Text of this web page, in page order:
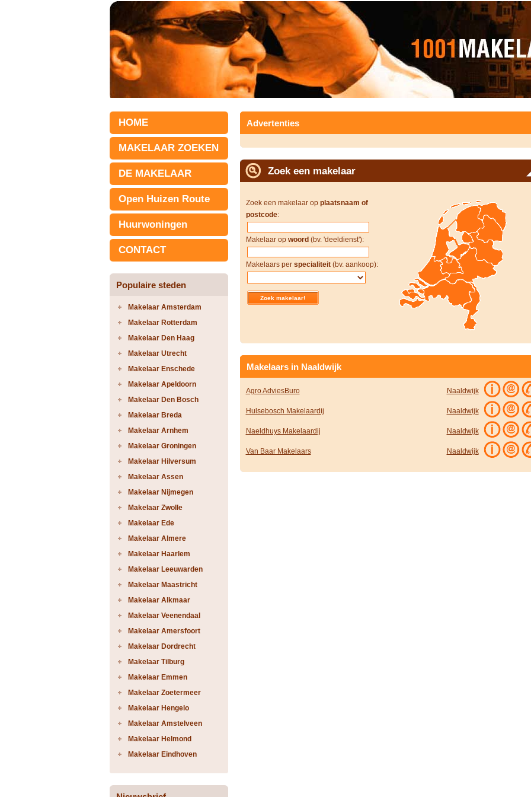
HOME
MAKELAAR ZOEKEN
DE MAKELAAR
Open Huizen Route
Huurwoningen
CONTACT
Populaire steden
Makelaar Amsterdam
Makelaar Rotterdam
Makelaar Den Haag
Makelaar Utrecht
Makelaar Enschede
Makelaar Apeldoorn
Makelaar Den Bosch
Makelaar Breda
Makelaar Arnhem
Makelaar Groningen
Makelaar Hilversum
Makelaar Assen
Makelaar Nijmegen
Makelaar Zwolle
Makelaar Ede
Makelaar Almere
Makelaar Haarlem
Makelaar Leeuwarden
Makelaar Maastricht
Makelaar Alkmaar
Makelaar Veenendaal
Makelaar Amersfoort
Makelaar Dordrecht
Makelaar Tilburg
Makelaar Emmen
Makelaar Zoetermeer
Makelaar Hengelo
Makelaar Amstelveen
Makelaar Helmond
Makelaar Eindhoven
Advertenties
Zoek een makelaar
Zoek een makelaar op plaatsnaam of
postcode:
Makelaar op woord (bv. 'deeldienst'):
Makelaars per specialiteit(bv. aankoop):
Makelaars in Naaldwijk
Agro AdviesBuro Naaldwijk
Hulsebosch Makelaardij Naaldwijk
Naeldhuys Makelaardij Naaldwijk
Van Baar Makelaars Naaldwijk